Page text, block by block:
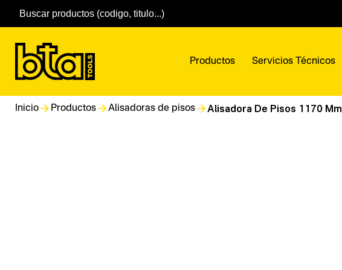
Productos Servicios Técnicos
Inicio Productos Alisadoras de pisos Alisadora De Pisos 1170 Mm